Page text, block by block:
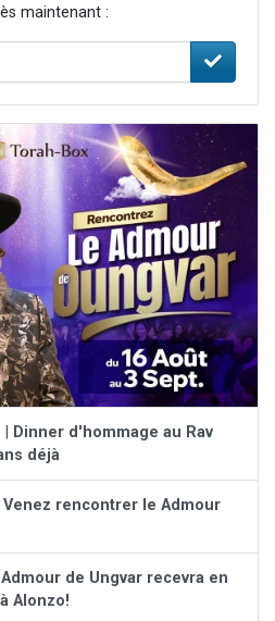
maintenant :
Dinner d'hommage au Rav
déjà
Venez rencontrer le Admour
Admour de Ungvar recevra en
Alonzo!